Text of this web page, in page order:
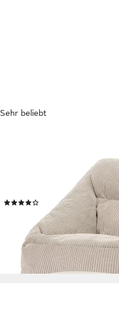
Sehr beliebt
Hocker (Spar-Set, 1 x
Sitzsack XXL, Made in
UVP199,99 €
lieferbar - in 3-4 Werktagen bei dir
+3